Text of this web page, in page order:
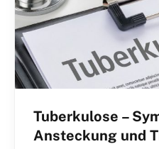
Tuberkulose –
Ansteckung und